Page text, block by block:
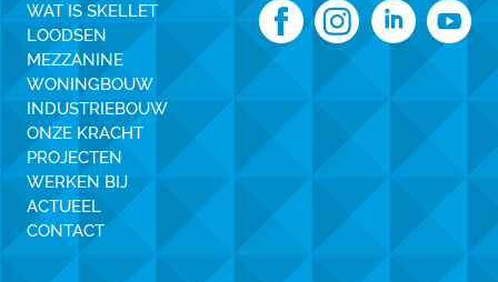
WAT IS SKELLET
LOODSEN
MEZZANINE
WONINGBOUW
INDUSTRIEBOUW
ONZE KRACHT
PROJECTEN
WERKEN BIJ
ACTUEEL
CONTACT